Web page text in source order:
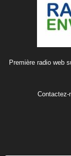
Première radio web
Contactez-